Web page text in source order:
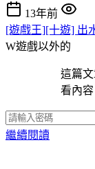
13年前
[遊戲王][十遊] 出
W遊戲以外的
這篇
看內容
繼續閱讀